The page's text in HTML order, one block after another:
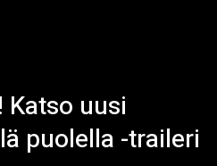
uusi
puolella -traileri